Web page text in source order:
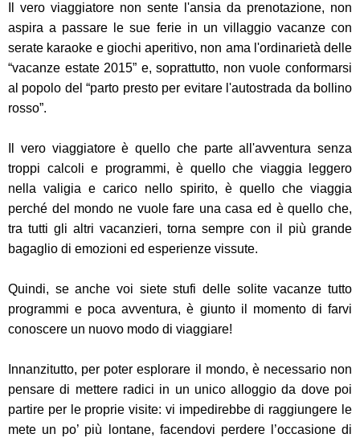
Il vero viaggiatore non sente l'ansia da prenotazione, non
aspira a passare le sue ferie in un villaggio vacanze con
serate karaoke e giochi aperitivo, non ama l'ordinarietà delle
“vacanze estate 2015” e, soprattutto, non vuole conformarsi
al popolo del “parto presto per evitare l'autostrada da bollino
rosso”.
Il vero viaggiatore è quello che parte all'avventura senza
troppi calcoli e programmi, è quello che viaggia leggero
nella valigia e carico nello spirito, è quello che viaggia
perché del mondo ne vuole fare una casa ed è quello che,
tra tutti gli altri vacanzieri, torna sempre con il più grande
bagaglio di emozioni ed esperienze vissute.
Quindi, se anche voi siete stufi delle solite vacanze tutto
programmi e poca avventura, è giunto il momento di farvi
conoscere un nuovo modo di viaggiare!
Innanzitutto, per poter esplorare il mondo, è necessario non
pensare di mettere radici in un unico alloggio da dove poi
partire per le proprie visite: vi impedirebbe di raggiungere le
mete un po’ più lontane, facendovi perdere l’occasione di